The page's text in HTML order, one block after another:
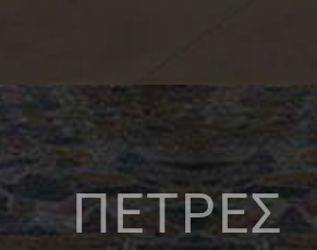
ΠΕΤΡΕΣ